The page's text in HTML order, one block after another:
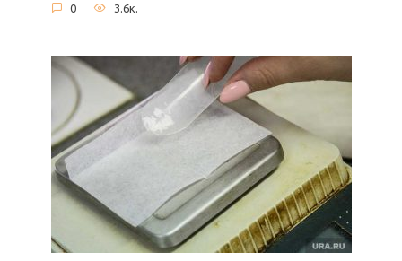
0 3.6к.